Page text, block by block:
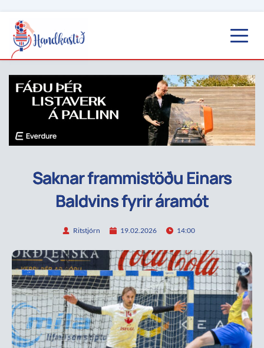
Saknar frammistöðu Einars
Baldvins fyrir áramót
Ritstjórn 19.02.2026 14:00